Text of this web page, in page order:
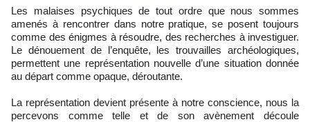
Les malaises psychiques de tout ordre que nous sommes
amenés à rencontrer dans notre pratique, se posent toujours
comme des énigmes à résoudre, des recherches à investiguer.
Le dénouement de l’enquête, les trouvailles archéologiques,
permettent une représentation nouvelle d’une situation donnée
au départ comme opaque, déroutante.
La représentation devient présente à notre conscience, nous la
percevons comme telle et de son avènement découle